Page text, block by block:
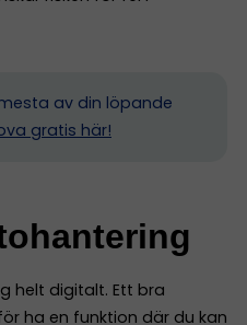
av din löpande
gratis här!
helt digitalt. Ett bra
ha en funktion där du kan